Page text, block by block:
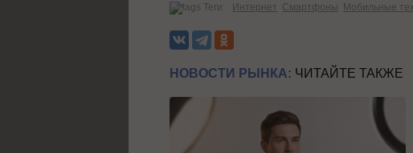
Теги: Интернет Смартфоны Мобильные
НОВОСТИ РЫНКА: ЧИТАЙТЕ ТАКЖЕ